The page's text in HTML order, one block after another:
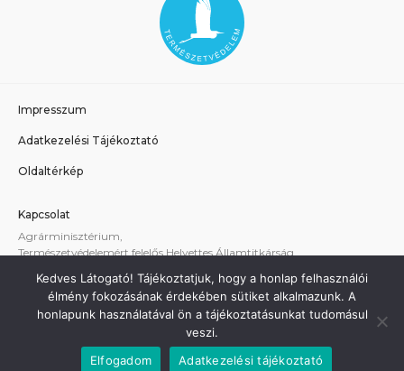
Impresszum
Adatkezelési Tájékoztató
Oldaltérkép
Kapcsolat
Agrárminisztérium,
Természetvédelemért felelős Helyettes Államtitkárság
A weboldallal kapcsolatos technikai támogatás:
termeszetvedelem@am.gov.hu
Minden jog fenntartva - Agrárminisztérium 2021.
Kedves Látogató! Tájékoztatjuk, hogy a honlap felhasználói
élmény fokozásának érdekében sütiket alkalmazunk. A
honlapunk használatával ön a tájékoztatásunkat tudomásul
veszi.
Elfogadom
Adatkezelési tájékoztató